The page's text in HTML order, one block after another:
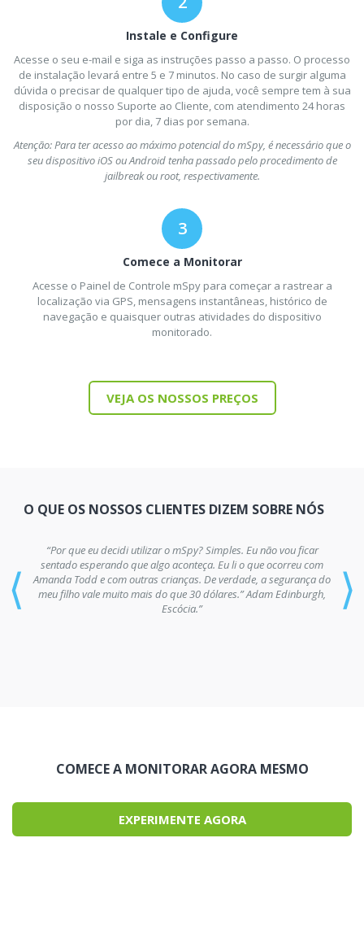
Instale e Configure
Acesse o seu e-mail e siga as instruções passo a passo. O processo
de instalação levará entre 5 e 7 minutos. No caso de surgir alguma
dúvida o precisar de qualquer tipo de ajuda, você sempre tem à sua
disposição o nosso Suporte ao Cliente, com atendimento 24 horas
por dia, 7 dias por semana.
Atenção: Para ter acesso ao máximo potencial do mSpy, é necessário que o
seu dispositivo iOS ou Android tenha passado pelo procedimento de
jailbreak ou root, respectivamente.
Comece a Monitorar
Acesse o Painel de Controle mSpy para começar a rastrear a
localização via GPS, mensagens instantâneas, histórico de
navegação e quaisquer outras atividades do dispositivo
monitorado.
VEJA OS NOSSOS PREÇOS
O QUE OS NOSSOS CLIENTES DIZEM SOBRE NÓS
“Por que eu decidi utilizar o mSpy? Simples. Eu não vou ficar
sentado esperando que algo aconteça. Eu li o que ocorreu com
Amanda Todd e com outras crianças. De verdade, a segurança do
meu filho vale muito mais do que 30 dólares.” Adam Edinburgh,
Escócia.”
⟨ ⟩
COMECE A MONITORAR AGORA MESMO
EXPERIMENTE AGORA